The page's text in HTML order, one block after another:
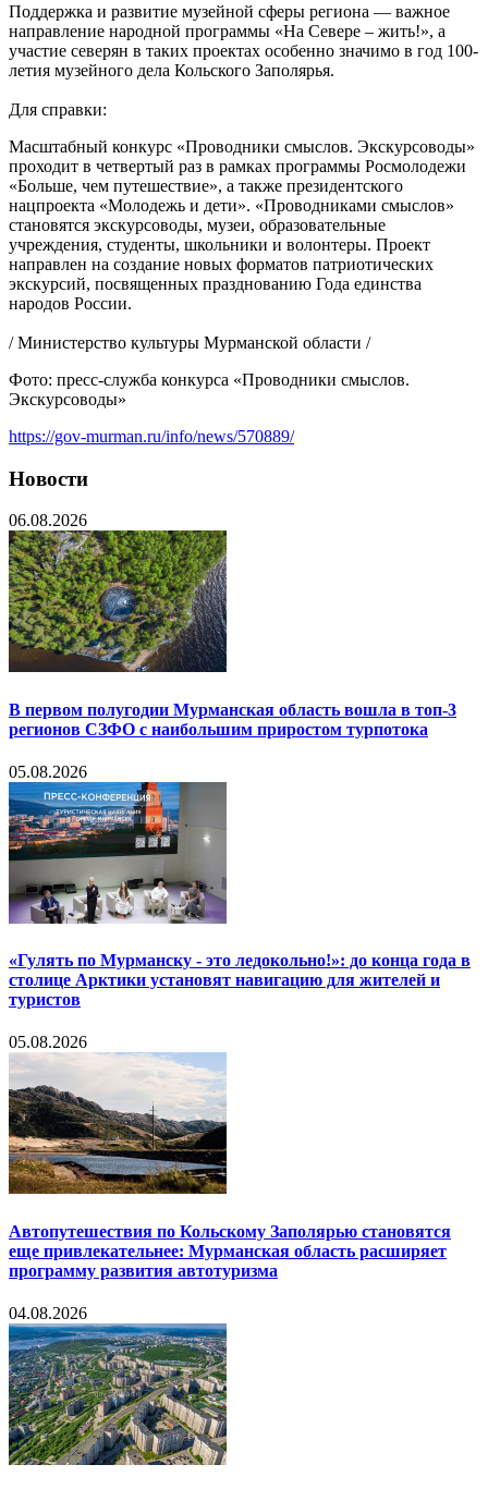
Поддержка и развитие музейной сферы региона — важное
направление народной программы «На Севере – жить!», а
участие северян в таких проектах особенно значимо в год 100-
летия музейного дела Кольского Заполярья.
Для справки:
Масштабный конкурс «Проводники смыслов. Экскурсоводы»
проходит в четвертый раз в рамках программы Росмолодежи
«Больше, чем путешествие», а также президентского
нацпроекта «Молодежь и дети». «Проводниками смыслов»
становятся экскурсоводы, музеи, образовательные
учреждения, студенты, школьники и волонтеры. Проект
направлен на создание новых форматов патриотических
экскурсий, посвященных празднованию Года единства
народов России.
/ Министерство культуры Мурманской области /
Фото: пресс-служба конкурса «Проводники смыслов.
Экскурсоводы»
https://gov-murman.ru/info/news/570889/
Новости
06.08.2026
В первом полугодии Мурманская область вошла в топ-3
регионов СЗФО с наибольшим приростом турпотока
05.08.2026
«Гулять по Мурманску - это ледокольно!»: до конца года в
столице Арктики установят навигацию для жителей и
туристов
05.08.2026
Автопутешествия по Кольскому Заполярью становятся
еще привлекательнее: Мурманская область расширяет
программу развития автотуризма
04.08.2026